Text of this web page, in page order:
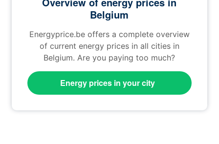
Belgium
Energyprice.be offers a complete overview
of current energy prices in all cities in
Belgium. Are you paying too much?
Energy prices in your city